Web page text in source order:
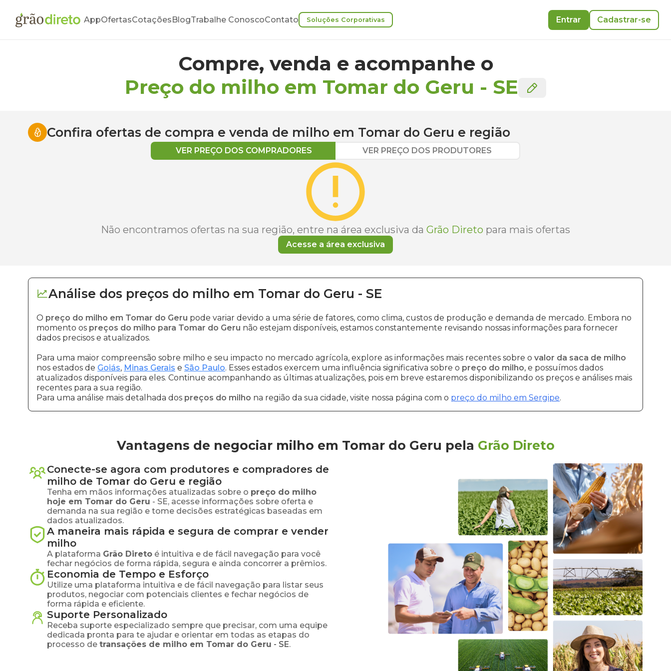
AppOfertasCotaçõesBlogTrabalhe ConoscoContato Soluções Corporativas Entrar Cadastrar-se
Compre, venda e acompanhe o
Preço do milho em Tomar do Geru - SE
Confira ofertas de compra e venda de milho em Tomar do Geru e região
VER PREÇO DOS COMPRADORES VER PREÇO DOS PRODUTORES
Não encontramos ofertas na sua região, entre na área exclusiva da Grão Direto para mais ofertas
Acesse a área exclusiva
Análise dos preços do milho em Tomar do Geru - SE
O preço do milho em Tomar do Geru pode variar devido a uma série de fatores, como clima, custos de produção e demanda de mercado. Embora no
momento os preços do milho para Tomar do Geru não estejam disponíveis, estamos constantemente revisando nossas informações para fornecer
dados precisos e atualizados.
Para uma maior compreensão sobre milho e seu impacto no mercado agrícola, explore as informações mais recentes sobre o valor da saca de milho
nos estados de Goiás, Minas Gerais e São Paulo. Esses estados exercem uma influência significativa sobre o preço do milho, e possuímos dados
atualizados disponíveis para eles. Continue acompanhando as últimas atualizações, pois em breve estaremos disponibilizando os preços e análises mais
recentes para a sua região.
Para uma análise mais detalhada dos preços do milho na região da sua cidade, visite nossa página com o preço do milho em Sergipe.
Vantagens de negociar milho em Tomar do Geru pela Grão Direto
Conecte-se agora com produtores e compradores de
milho de Tomar do Geru e região
Tenha em mãos informações atualizadas sobre o preço do milho
hoje em Tomar do Geru - SE, acesse informações sobre oferta e
demanda na sua região e tome decisões estratégicas baseadas em
dados atualizados.
A maneira mais rápida e segura de comprar e vender
milho
A plataforma Grão Direto é intuitiva e de fácil navegação para você
fechar negócios de forma rápida, segura e ainda concorrer a prêmios.
Economia de Tempo e Esforço
Utilize uma plataforma intuitiva e de fácil navegação para listar seus
produtos, negociar com potenciais clientes e fechar negócios de
forma rápida e eficiente.
Suporte Personalizado
Receba suporte especializado sempre que precisar, com uma equipe
dedicada pronta para te ajudar e orientar em todas as etapas do
processo de transações de milho em Tomar do Geru - SE.